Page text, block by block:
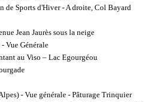
de Sports d'Hiver - A droite, Col Bayard
Jean Jaurès sous la neige
Vue Générale
au Viso – Lac Egourgéou
- Vue générale - Pâturage Trinquier